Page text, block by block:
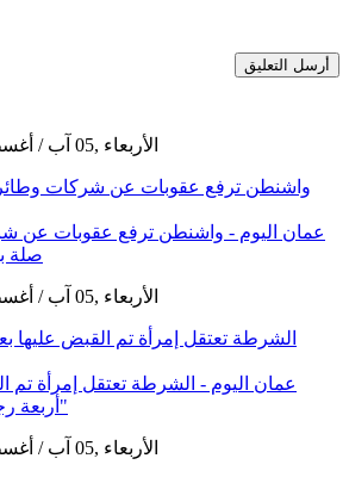
أرسل التعليق
GMT 16:02 2026 الأربعاء ,05 آب / أغسطس
واشنطن ترفع عقوبات عن شركات
GMT 14:29 2026 الأربعاء ,05 آب / أغسطس
الشرطة تعتقل إمرأة تم القبض
GMT 13:18 2026 الأربعاء ,05 آب / أغسطس